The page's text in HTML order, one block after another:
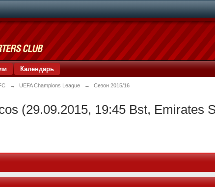
Календарь
→ UEFA Champions League → Сезон 2015/16
(29.09.2015, 19:45 Bst, Emirates